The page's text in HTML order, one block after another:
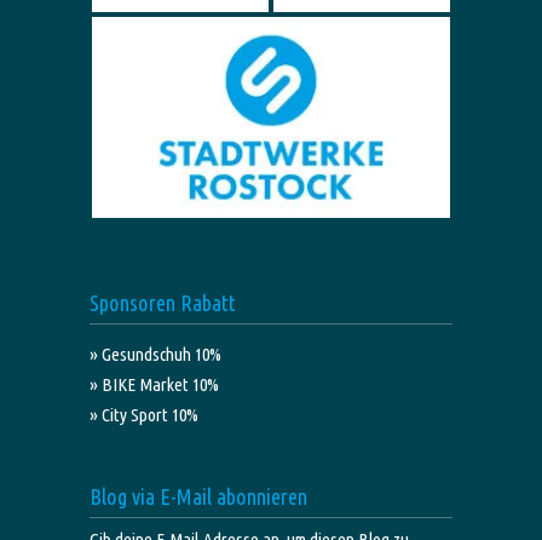
Sponsoren Rabatt
» Gesundschuh 10%
» BIKE Market 10%
» City Sport 10%
Blog via E-Mail abonnieren